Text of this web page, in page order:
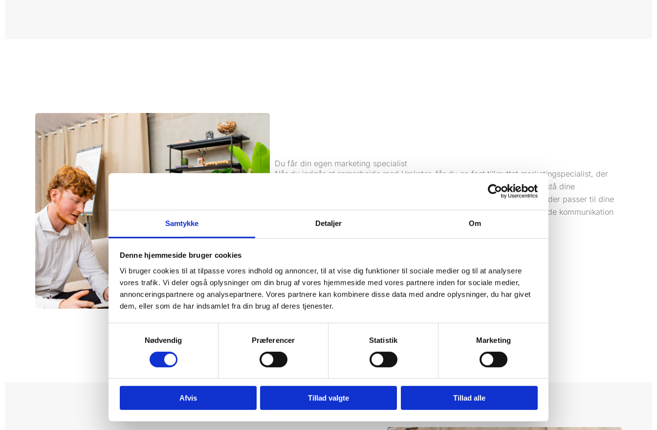
Samtykke Detaljer Om
Denne hjemmeside bruger cookies
Vi bruger cookies til at tilpasse vores indhold og annoncer, til at vise dig funktioner til sociale medier og til at analysere
vores trafik. Vi deler også oplysninger om din brug af vores hjemmeside med vores partnere inden for sociale medier,
annonceringspartnere og analysepartnere. Vores partnere kan kombinere disse data med andre oplysninger, du har givet
dem, eller som de har indsamlet fra din brug af deres tjenester.
Nødvendig
Præferencer Statistik Marketing
Afvis Tillad valgte Tillad alle
Du får din egen marketing specialist
Når du indgår et samarbejde med Vækster, får du en fast tilknyttet marketingspecialist, der
er din personlige kontaktperson. Din specialist vil være ansvarlig for at forstå dine
forretningsmål og udvikle en skræddersyet digital markedsføringsstrategi, der passer til dine
behov. Din specialist vil også være din primære kontaktperson for al løbende kommunikation
og optimering.